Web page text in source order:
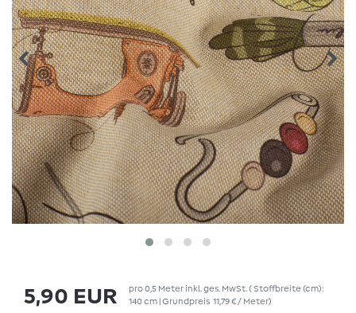
5,90 EUR pro0,5 Meter inkl. ges. MwSt.( Stoffbreite (cm):
140 cm | Grundpreis 11,79 € / Meter)